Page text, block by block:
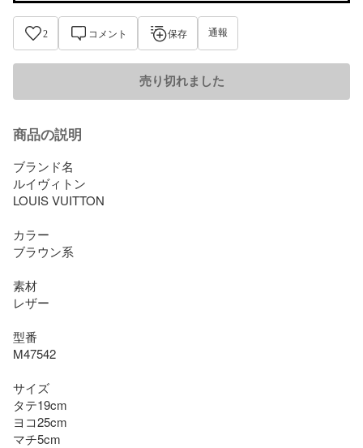
2 コメント 保存 通報
売り切れました
商品の説明
ブランド名
ルイヴィトン
LOUIS VUITTON
カラー
ブラウン系
素材
レザー
型番
M47542
サイズ
タテ19cm
ヨコ25cm
マチ5cm